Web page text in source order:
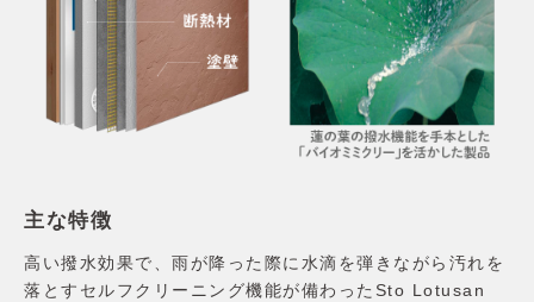
主な特徴
高い撥水効果で、雨が降った際に水滴を弾きながら汚れを
落とすセルフクリーニング機能が備わったSto Lotusan